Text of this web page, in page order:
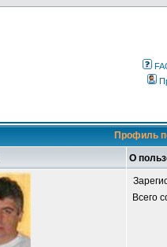
Профиль
О
Всего